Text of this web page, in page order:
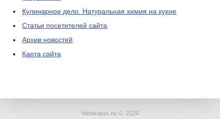
Кулинарное дело. Натуральная химия на кухне
Статьи посетителей сайта
Архив новостей
Карта сайта
himikatus.ru © 2024